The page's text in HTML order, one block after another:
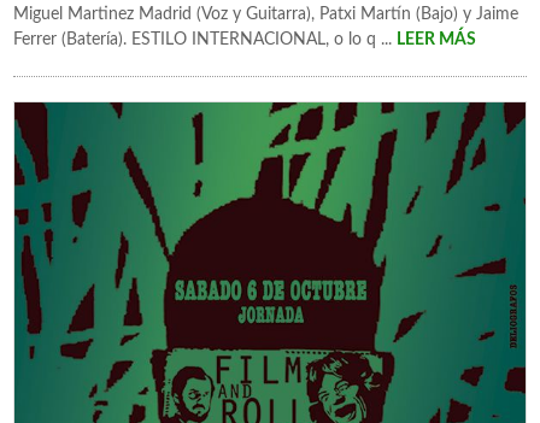
Miguel Martinez Madrid (Voz y Guitarra), Patxi Martín (Bajo) y Jaime
Ferrer (Batería). ESTILO INTERNACIONAL, o lo q ... LEER MÁS